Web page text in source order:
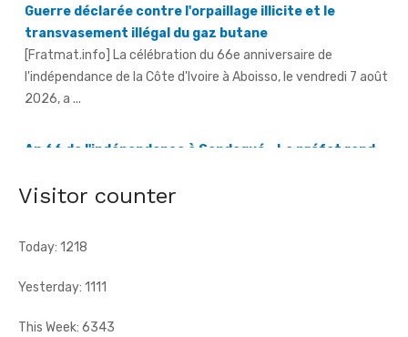
l'indépendance de la Côte d'Ivoire à Aboisso, le vendredi 7 août
2026, a ...
An 66 de l'indépendance à Sandegué - Le préfet rend
hommage au Président Ouattara pour la consolidation
[Fratmat.info] La ville de Sandegué, dans la région du
anniversaire ...
Visitor counter
Today: 1218
Yesterday: 1111
This Week: 6343